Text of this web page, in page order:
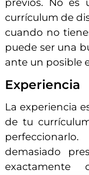
previos. No es
currículum de
cuando no
puede ser una
ante un posible
Experiencia
La experiencia
de tu
demasiado